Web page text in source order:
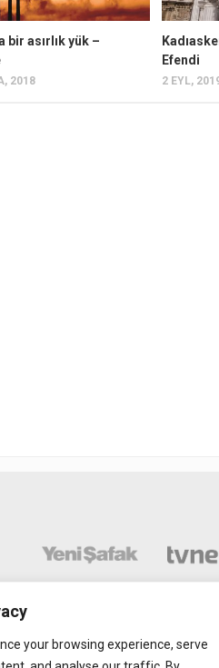
your browsing experience, serve
bir asırlık yük –
2018
Efendi
2 EYL,